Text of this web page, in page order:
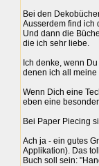
Bei den
Ausserdem find ich
Und dann die
die ich sehr liebe.
Ich denke, wenn
denen ich all meine
Wenn Dich eine
eben eine
Bei Paper Piecing
Ach ja - ein gutes
Applikation). Das
Buch soll sein: